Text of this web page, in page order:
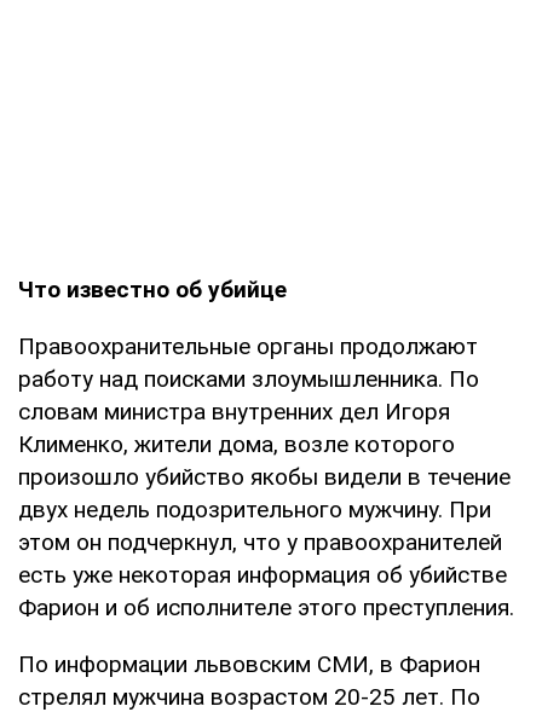
Что известно об убийце
Правоохранительные органы продолжают
работу над поисками злоумышленника. По
словам министра внутренних дел Игоря
Клименко, жители дома, возле которого
произошло убийство якобы видели в течение
двух недель подозрительного мужчину. При
этом он подчеркнул, что у правоохранителей
есть уже некоторая информация об убийстве
Фарион и об исполнителе этого преступления.
По информации львовским СМИ, в Фарион
стрелял мужчина возрастом 20-25 лет. По